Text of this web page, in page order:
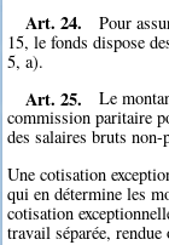
Art. 24.
Pour
15, le fonds dispose
5, a).
Art. 25.
Le
commission paritaire
des salaires bruts non-
Une cotisation
qui en détermine les
cotisation
travail séparée,